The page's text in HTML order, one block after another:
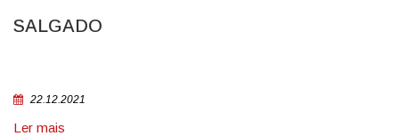
SALGADO
22.12.2021
Ler mais